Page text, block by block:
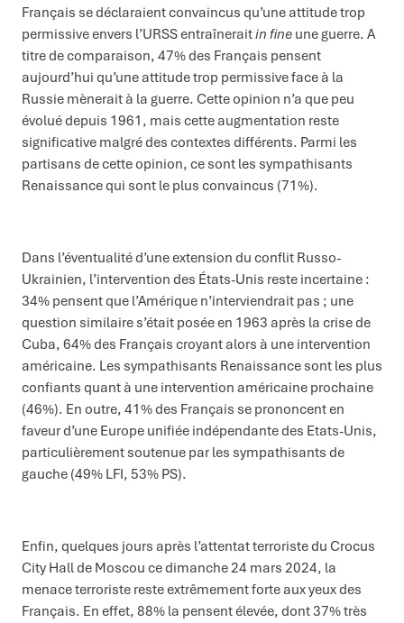
Français se déclaraient convaincus qu’une attitude trop
permissive envers l’URSS entraîneraitin fine une guerre. A
titre de comparaison, 47% des Français pensent
aujourd’hui qu’une attitude trop permissive face à la
Russie mènerait à la guerre. Cette opinion n’a que peu
évolué depuis 1961, mais cette augmentation reste
significative malgré des contextes différents. Parmi les
partisans de cette opinion, ce sont les sympathisants
Renaissance qui sont le plus convaincus (71%).
Dans l’éventualité d’une extension du conflit Russo-
Ukrainien, l’intervention des États-Unis reste incertaine :
34% pensent que l’Amérique n’interviendrait pas ; une
question similaire s’était posée en 1963 après la crise de
Cuba, 64% des Français croyant alors à une intervention
américaine. Les sympathisants Renaissance sont les plus
confiants quant à une intervention américaine prochaine
(46%). En outre, 41% des Français se prononcent en
faveur d’une Europe unifiée indépendante des Etats-Unis,
particulièrement soutenue par les sympathisants de
gauche (49% LFI, 53% PS).
Enfin, quelques jours après l’attentat terroriste du Crocus
City Hall de Moscou ce dimanche 24 mars 2024, la
menace terroriste reste extrêmement forte aux yeux des
Français. En effet, 88% la pensent élevée, dont 37% très